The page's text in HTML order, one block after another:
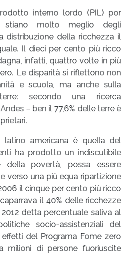
interno lordo (PIL) por
molto meglio degli
distribuzione della ricchezza il
Il dieci per cento più ricco
infatti, quattro volte in più
Le disparità si riflettono non
e scuola, ma anche sulla
secondo una ricerca
– ben il 77,6% delle terre è
latino americana è quella del
ha prodotto un indiscutibile
della povertà, possa essere
verso una più equa ripartizione
il cinque per cento più ricco
il 40% delle ricchezze
detta percentuale saliva al
socio-assistenziali del
del Programa Fome zero
milioni di persone fuoriuscite